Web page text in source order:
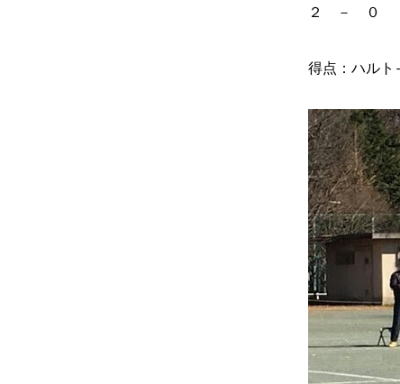
２ － ０
得点：ハル